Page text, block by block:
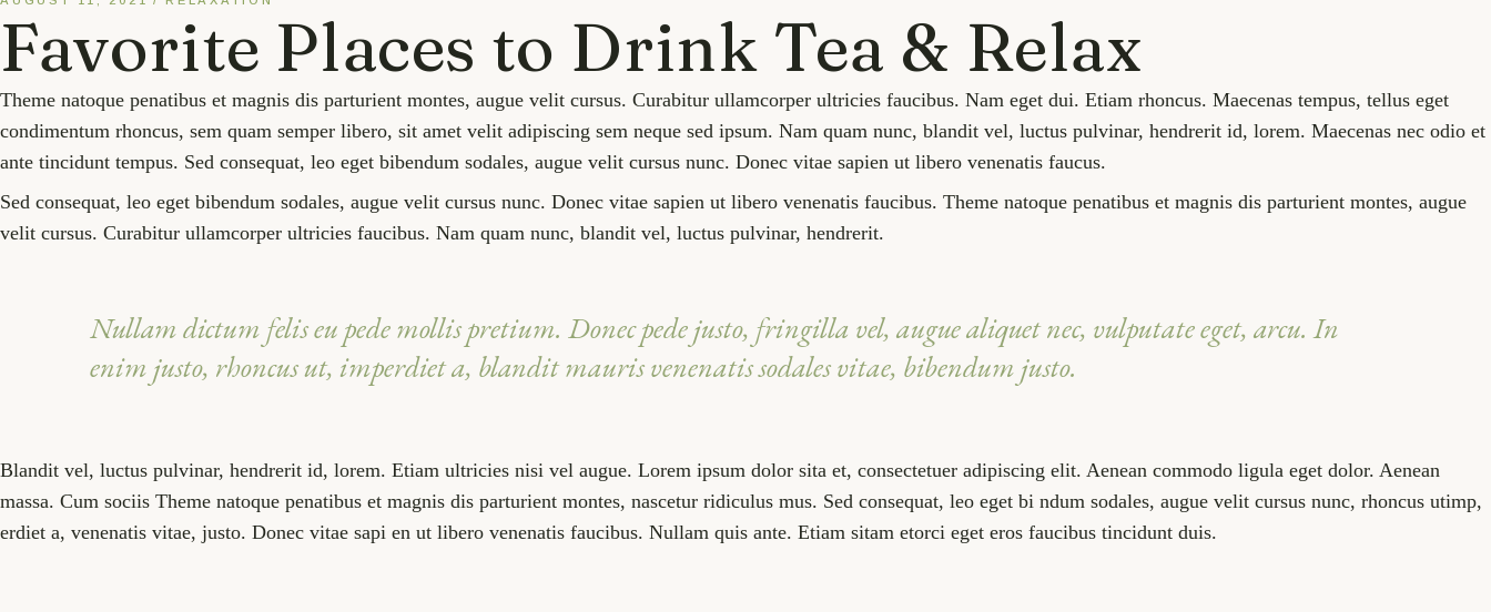
Favorite Places to Drink Tea & Relax
Theme natoque penatibus et magnis dis parturient montes, augue velit cursus. Curabitur ullamcorper ultricies faucibus. Nam eget dui. Etiam rhoncus. Maecenas tempus, tellus eget
condimentum rhoncus, sem quam semper libero, sit amet velit adipiscing sem neque sed ipsum. Nam quam nunc, blandit vel, luctus pulvinar, hendrerit id, lorem. Maecenas nec odio et
ante tincidunt tempus. Sed consequat, leo eget bibendum sodales, augue velit cursus nunc. Donec vitae sapien ut libero venenatis faucus.
Sed consequat, leo eget bibendum sodales, augue velit cursus nunc. Donec vitae sapien ut libero venenatis faucibus. Theme natoque penatibus et magnis dis parturient montes, augue
velit cursus. Curabitur ullamcorper ultricies faucibus. Nam quam nunc, blandit vel, luctus pulvinar, hendrerit.
Nullam dictum felis eu pede mollis pretium. Donec pede justo, fringilla vel, augue aliquet nec, vulputate eget, arcu. In
enim justo, rhoncus ut, imperdiet a, blandit mauris venenatis sodales vitae, bibendum justo.
Blandit vel, luctus pulvinar, hendrerit id, lorem. Etiam ultricies nisi vel augue. Lorem ipsum dolor sita et, consectetuer adipiscing elit. Aenean commodo ligula eget dolor. Aenean
massa. Cum sociis Theme natoque penatibus et magnis dis parturient montes, nascetur ridiculus mus. Sed consequat, leo eget bi ndum sodales, augue velit cursus nunc, rhoncus utimp,
erdiet a, venenatis vitae, justo. Donec vitae sapi en ut libero venenatis faucibus. Nullam quis ante. Etiam sitam etorci eget eros faucibus tincidunt duis.